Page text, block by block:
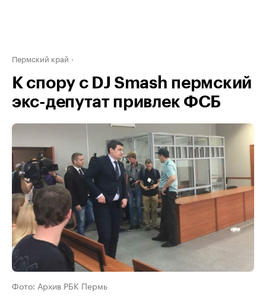
Пермский край
К спору с DJ Smash пермский
экс-депутат привлек ФСБ
Фото: Архив РБК Пермь